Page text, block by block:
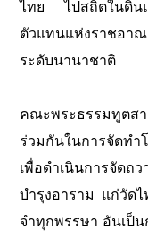
ไทย ไปสถิตในดิน
ตัวแทนแห่งราชอา
ระดับนานาชาติ
คณะพระธรรมทูตส
ร่วมกันในการจัดทํา
เพื่อดําเนินการจัดถ
บํารุงอาราม แก่วัด
จําทุกพรรษา อันเป็